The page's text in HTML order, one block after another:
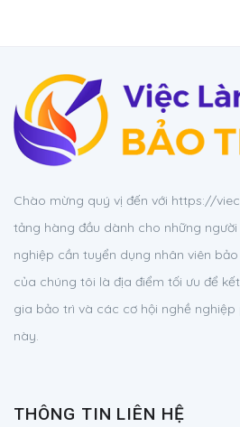
Chào mừng quý vị đến với https://
tảng hàng đầu dành cho những
nghiệp cần tuyển dụng nhân viên
của chúng tôi là địa điểm tối ưu để
gia bảo trì và các cơ hội nghề
này.
THÔNG TIN LIÊN HỆ